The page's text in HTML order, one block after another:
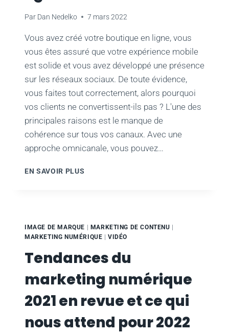
Par Dan Nedelko 7 mars 2022
Vous avez créé votre boutique en ligne, vous
vous êtes assuré que votre expérience mobile
est solide et vous avez développé une présence
sur les réseaux sociaux. De toute évidence,
vous faites tout correctement, alors pourquoi
vos clients ne convertissent-ils pas ? L'une des
principales raisons est le manque de
cohérence sur tous vos canaux. Avec une
approche omnicanale, vous pouvez…
EN SAVOIR PLUS
OMNICANALE
VOTRE
BOUTIQUE
EN
LIGNE
IMAGE DE MARQUE | MARKETING DE CONTENU |
MARKETING NUMÉRIQUE |VIDÉO
Tendances du
marketing numérique
2021 en revue et ce qui
nous attend pour 2022